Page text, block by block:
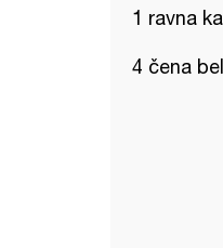
1 ravna
4 čena